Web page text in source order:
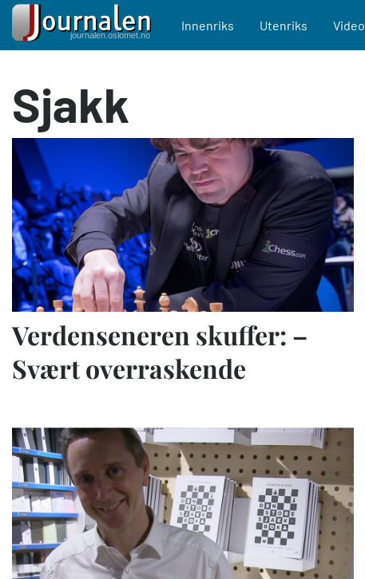
hovedinnhold
Main navigation
Innenriks Utenriks Video
Sjakk
Verdenseneren skuffer: –
Svært overraskende